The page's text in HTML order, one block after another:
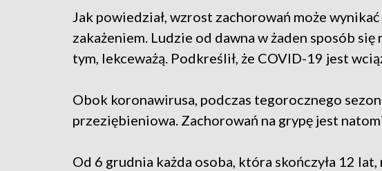
Jak powiedział, wzrost zachorowań może
zakażeniem. Ludzie od dawna w żaden sposób
tym, lekceważą. Podkreślił, że COVID-19 jest
Obok koronawirusa, podczas tegorocznego
przeziębieniowa. Zachorowań na grypę jest
Od 6 grudnia każda osoba, która skończyła 12